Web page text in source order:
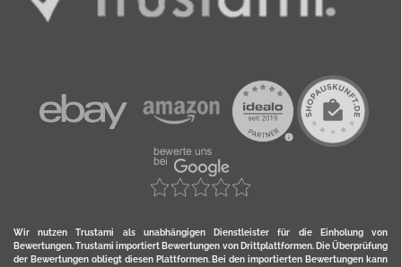
Wir nutzen Trustami als unabhängigen Dienstleister für die Einholung von
Bewertungen. Trustami importiert Bewertungen von Drittplattformen. Die Überprüfung
der Bewertungen obliegt diesen Plattformen. Bei den importierten Bewertungen kann